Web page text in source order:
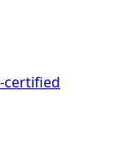
certified